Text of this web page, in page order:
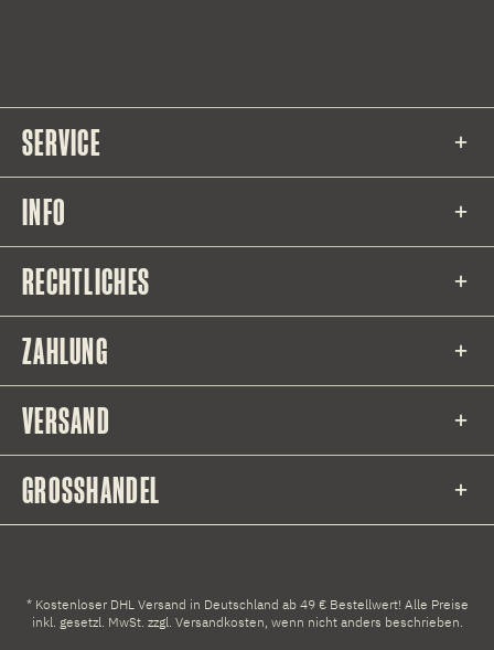
SERVICE
INFO
RECHTLICHES
ZAHLUNG
VERSAND
GROSSHANDEL
* Kostenloser DHL Versand in Deutschland ab 49 € Bestellwert! Alle Preise
inkl. gesetzl. MwSt. zzgl. Versandkosten, wenn nicht anders beschrieben.